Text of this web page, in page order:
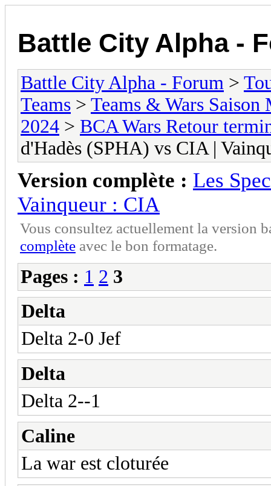
Battle City Alpha -
Battle City Alpha - Forum >
Teams > Teams & Wars Saison
2024 > BCA Wars Retour
d'Hadès (SPHA) vs CIA |
Version complète : Les
Vainqueur : CIA
Vous consultez actuellement la version
complète avec le bon formatage.
Pages : 1 2 3
Delta
Delta 2-0 Jef
Delta
Delta 2--1
Caline
La war est cloturée